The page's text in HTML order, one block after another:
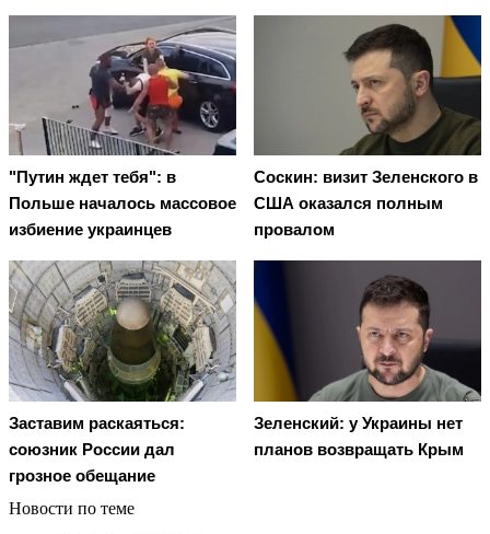
"Путин ждет тебя": в
Польше началось массовое
избиение украинцев
Соскин: визит Зеленского в
США оказался полным
провалом
Заставим раскаяться:
союзник России дал
грозное обещание
Зеленский: у Украины нет
планов возвращать Крым
Новости по теме